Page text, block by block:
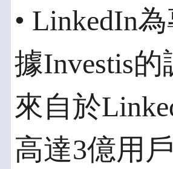
• LinkedIn
據Investis
來自於
高達3億用